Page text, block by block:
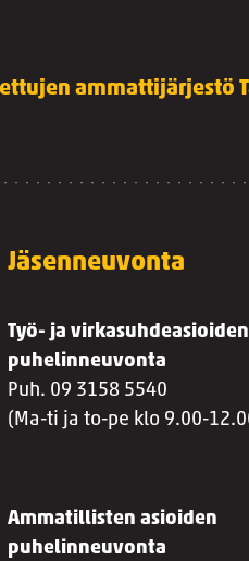
ammattijärjestö
Jäsenneuvonta
Työ- ja virkasuhdeasioiden
puhelinneuvonta
Puh. 09 3158 5540
(Ma-ti ja to-pe klo 9.00-
Ammatillisten asioiden
puhelinneuvonta